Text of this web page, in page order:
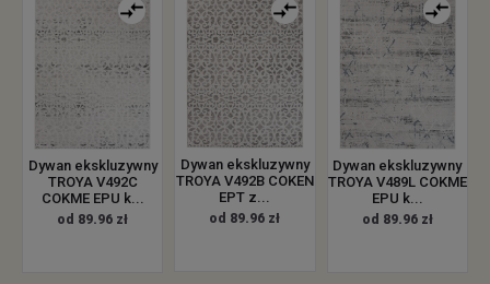
Dywan ekskluzywny
TROYA V492C
COKME EPU k...
od 89.96 zł
Dywan ekskluzywny
TROYA V492B COKEN
EPT z...
od 89.96 zł
Dywan ekskluzywny
TROYA V489L COKME
EPU k...
od 89.96 zł